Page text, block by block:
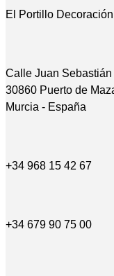
El Portillo Decoración
Calle Juan Sebastián
30860 Puerto de
Murcia - España
+34 968 15 42 67
+34 679 90 75 00